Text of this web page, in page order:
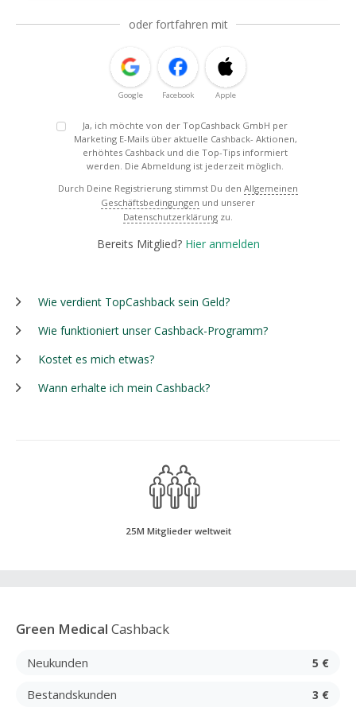
oder fortfahren mit
Google Facebook Apple
Ja, ich möchte von der TopCashback GmbH per
Marketing E-Mails über aktuelle Cashback- Aktionen,
erhöhtes Cashback und die Top-Tips informiert
werden. Die Abmeldung ist jederzeit möglich.
Durch Deine Registrierung stimmst Du den Allgemeinen
Geschäftsbedingungen und unserer
Datenschutzerklärung zu.
Bereits Mitglied? Hier anmelden
Wie verdient TopCashback sein Geld?
Wie funktioniert unser Cashback-Programm?
Kostet es mich etwas?
Wann erhalte ich mein Cashback?
25M Mitglieder weltweit
Green Medical Cashback
Neukunden 5 €
Bestandskunden 3 €